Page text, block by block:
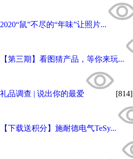
2020“鼠”不尽的“年味”让照片...
【第三期】看图猜产品，等你来玩...
礼品调查 | 说出你的最爱 [814]
【下载送积分】施耐德电气TeSy...